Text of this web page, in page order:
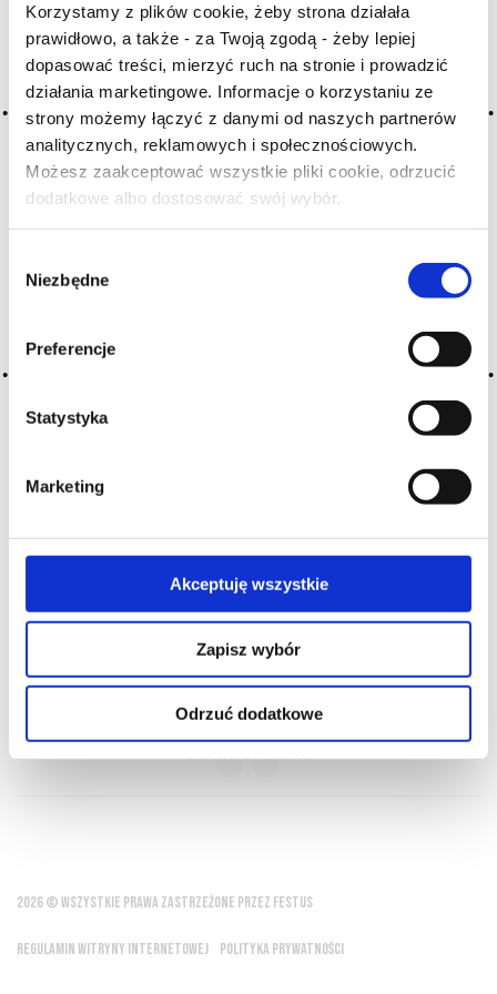
Korzystamy z plików cookie, żeby strona działała
prawidłowo, a także - za Twoją zgodą - żeby lepiej
dopasować treści, mierzyć ruch na stronie i prowadzić
działania marketingowe. Informacje o korzystaniu ze
strony możemy łączyć z danymi od naszych partnerów
analitycznych, reklamowych i społecznościowych.
Możesz zaakceptować wszystkie pliki cookie, odrzucić
dodatkowe albo dostosować swój wybór.
zgody
Niezbędne
Preferencje
Statystyka
Marketing
Akceptuję wszystkie
Zapisz wybór
Odrzuć dodatkowe
Czy masz ukończone 18 lat?
A B C-Ć D E F G
H I J K L-Ł M N
O-Ó P Q R S-Ś T
U V W X-Y
Z-Ź-Ż
Cały czas pracujemy nad wprowadzaniem do
Państwu szczególny problem i nie ma go w słowniku
O NAS OFERTA ONLINE PRODUCENCI
BLOG
PRZEWODNIK
SŁOWNIK
Wino pite z umiarem daje nam drugie życie
Tristan L'Hermite
2026 © WSZYSTKIE PRAWA ZASTRZEŻONE PRZEZ FESTUS
REGULAMIN WITRYNY INTERNETOWEJ POLITYKA PRYWATNOŚCI